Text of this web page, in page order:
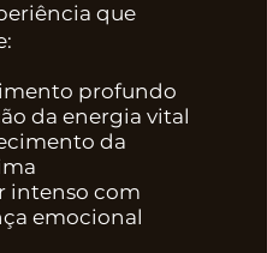
que
profundo
da energia vital
da
intenso com
emocional